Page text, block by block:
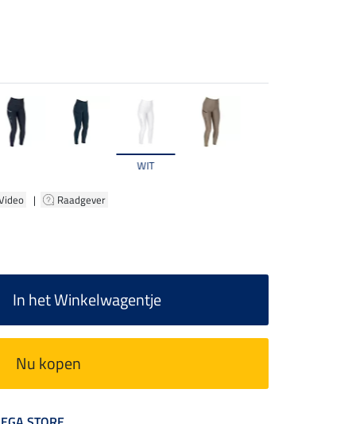
WIT
| Raadgever
In het Winkelwagentje
Nu kopen